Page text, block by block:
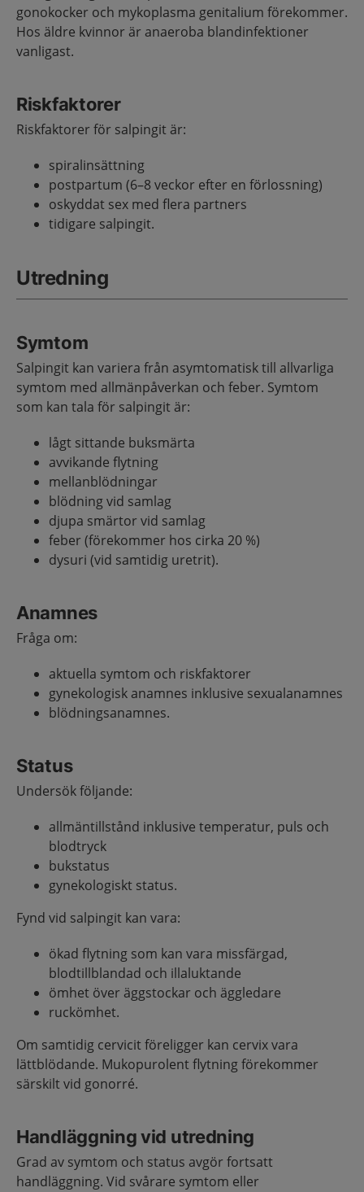
gonokocker och mykoplasma genitalium förekommer.
Hos äldre kvinnor är anaeroba blandinfektioner
vanligast.
Riskfaktorer
Riskfaktorer för salpingit är:
spiralinsättning
postpartum (6–8 veckor efter en förlossning)
oskyddat sex med flera partners
tidigare salpingit.
Utredning
Symtom
Salpingit kan variera från asymtomatisk till allvarliga
symtom med allmänpåverkan och feber. Symtom
som kan tala för salpingit är:
lågt sittande buksmärta
avvikande flytning
mellanblödningar
blödning vid samlag
djupa smärtor vid samlag
feber (förekommer hos cirka 20 %)
dysuri (vid samtidig uretrit).
Anamnes
Fråga om:
aktuella symtom och riskfaktorer
gynekologisk anamnes inklusive sexualanamnes
blödningsanamnes.
Status
Undersök följande:
allmäntillstånd inklusive temperatur, puls och
blodtryck
bukstatus
gynekologiskt status.
Fynd vid salpingit kan vara:
ökad flytning som kan vara missfärgad,
blodtillblandad och illaluktande
ömhet över äggstockar och äggledare
ruckömhet.
Om samtidig cervicit föreligger kan cervix vara
lättblödande. Mukopurolent flytning förekommer
särskilt vid gonorré.
Handläggning vid utredning
Grad av symtom och status avgör fortsatt
handläggning. Vid svårare symtom eller